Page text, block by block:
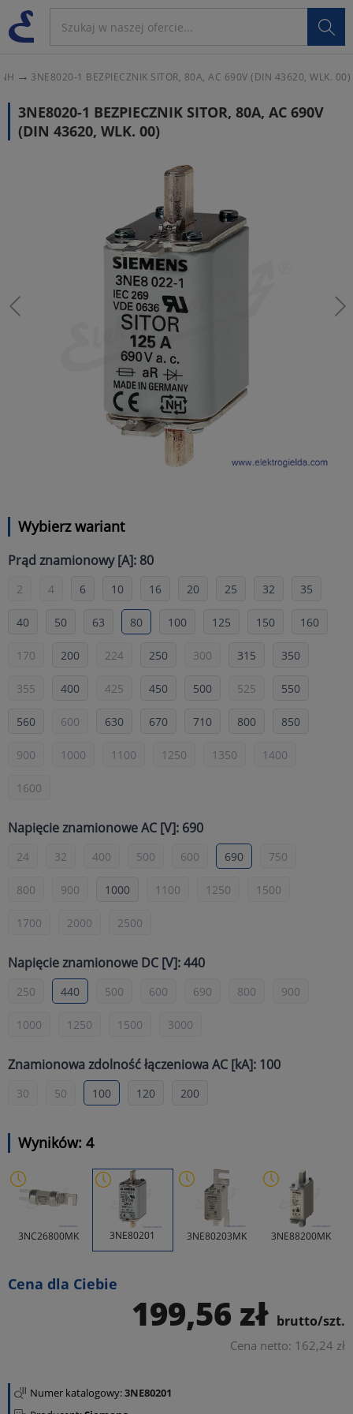

3NE8020-1 BEZPIECZNIK SITOR, 80A, AC 690V (DIN 43620, WLK. 00)
3NE8020-1 BEZPIECZNIK SITOR, 80A, AC 690V
(DIN 43620, WLK. 00)
Wybierz wariant
Prąd znamionowy [A]: 80
2 4 6 10 16 20 25 32 35
40 50 63 80 100 125 150 160
170 200 224 250 300 315 350
355 400 425 450 500 525 550
560 600 630 670 710 800 850
900 1000 1100 1250 1350 1400
1600
Napięcie znamionowe AC [V]: 690
24 32 400 500 600 690 750
800 900 1000 1100 1250 1500
1700 2000 2500
Napięcie znamionowe DC [V]: 440
250 440 500 600 690 800 900
1000 1250 1500 3000
Znamionowa zdolność łączeniowa AC [kA]: 100
30 50 100 120 200
Wyników: 4
3NC26800MK 3NE80201 3NE80203MK 3NE88200MK
Cena dla Ciebie
199,56 zł brutto/szt.
Cena netto: 162,24 zł
Numer katalogowy:3NE80201